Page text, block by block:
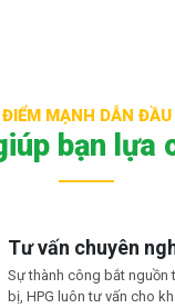
ĐIỂM MẠNH DẪN ĐẦU
bạn lựa
Tư vấn chuyên
Sự thành công bắt nguồn
bị, HPG luôn tư vấn cho